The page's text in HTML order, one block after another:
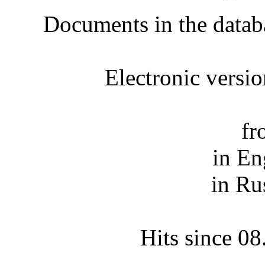
Documents in the
Electronic
in
in
Hits since